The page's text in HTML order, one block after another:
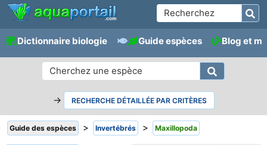
Dictionnaire biologie Guide espèces Blog et
→ RECHERCHE DÉTAILLÉE PAR CRITÈRES
Guide des espèces > Invertébrés > Maxillopoda